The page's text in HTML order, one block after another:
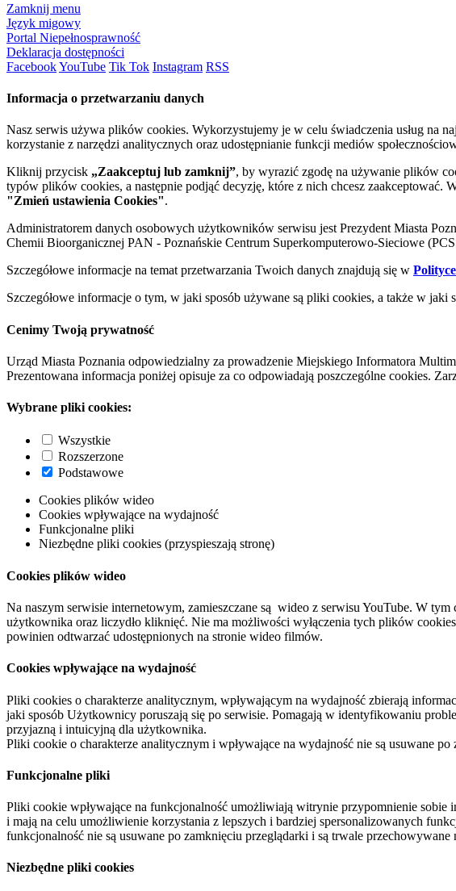
Zamknij menu
Język migowy
Portal Niepełnosprawność
Deklaracja dostępności
FacebookYouTube Tik Tok Instagram RSS
Informacja o przetwarzaniu danych
Nasz serwis używa plików cookies. Wykorzystujemy je w celu świadczenia usług
korzystanie z narzędzi analitycznych oraz udostępnianie funkcji mediów
Kliknij przycisk „Zaakceptuj lub zamknij”, by wyrazić zgodę na używanie plików
typów plików cookies, a następnie podjąć decyzję, które z nich chcesz
"Zmień ustawienia Cookies".
Administratorem danych osobowych użytkowników serwisu jest Prezydent Miasta
Chemii Bioorganicznej PAN - Poznańskie Centrum Superkomputerowo-Sieciowe
Szczegółowe informacje na temat przetwarzania Twoich danych znajdują się w
Szczegółowe informacje o tym, w jaki sposób używane są pliki cookies, a także w jaki
Cenimy Twoją prywatność
Urząd Miasta Poznania odpowiedzialny za prowadzenie Miejskiego Informatora
Prezentowana informacja poniżej opisuje za co odpowiadają poszczególne cookies.
Wybrane pliki cookies:
Wszystkie
Rozszerzone
Podstawowe
Cookies plików wideo
Cookies wpływające na wydajność
Funkcjonalne pliki
Niezbędne pliki cookies (przyspieszają stronę)
Cookies plików wideo
Na naszym serwisie internetowym, zamieszczane są wideo z serwisu YouTube. W
użytkownika oraz liczydło kliknięć. Nie ma możliwości wyłączenia tych plików
powinien odtwarzać udostępnionych na stronie wideo filmów.
Cookies wpływające na wydajność
Pliki cookies o charakterze analitycznym, wpływającym na wydajność zbierają
jaki sposób Użytkownicy poruszają się po serwisie. Pomagają w identyfikowaniu
przyjazną i intuicyjną dla użytkownika.
Pliki cookie o charakterze analitycznym i wpływające na wydajność nie są usuwane
Funkcjonalne pliki
Pliki cookie wpływające na funkcjonalność umożliwiają witrynie przypomnienie
i mają na celu umożliwienie korzystania z lepszych i bardziej spersonalizowanych
funkcjonalność nie są usuwane po zamknięciu przeglądarki i są trwale
Niezbędne pliki cookies